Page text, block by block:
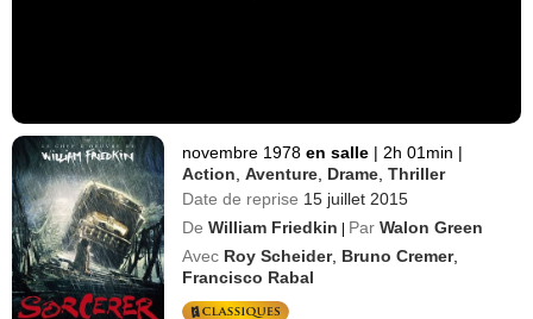
novembre 1978 en salle | 2h 01min |
Action ,Aventure Drame ,Thriller
Date de reprise 15 juillet 2015
De William Friedkin | Par Walon Green
Avec Roy Scheider, Bruno Cremer,
Francisco Rabal